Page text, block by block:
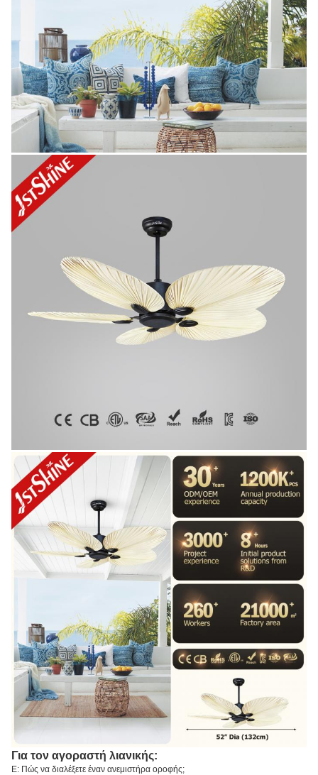
Για τον αγοραστή λιανικής:
Ε: Πώς να διαλέξετε έναν ανεμιστήρα οροφής;